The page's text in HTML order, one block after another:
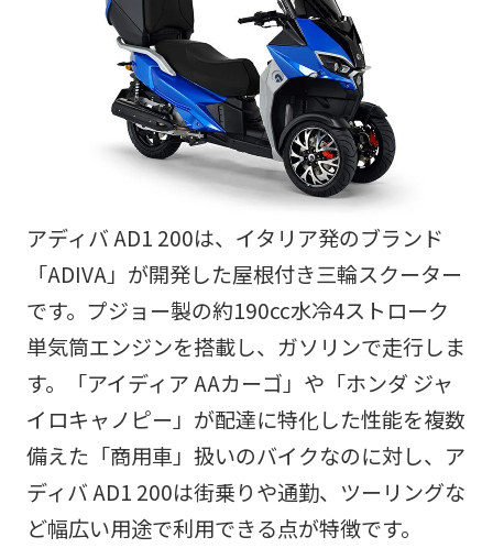
アディバ AD1 200は、イタリア発のブランド
「ADIVA」が開発した屋根付き三輪スクーター
です。プジョー製の約190cc水冷4ストローク
単気筒エンジンを搭載し、ガソリンで走行しま
す。「アイディア AAカーゴ」や「ホンダ ジャ
イロキャノピー」が配達に特化した性能を複数
備えた「商用車」扱いのバイクなのに対し、ア
ディバ AD1 200は街乗りや通勤、ツーリングな
ど幅広い用途で利用できる点が特徴です。